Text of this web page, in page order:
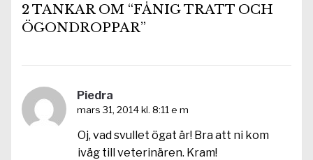
2 TANKAR OM “FÅNIG TRATT OCH
ÖGONDROPPAR”
Piedra
mars 31, 2014 kl. 8:11 e m
Oj, vad svullet ögat är! Bra att ni kom
iväg till veterinären. Kram!